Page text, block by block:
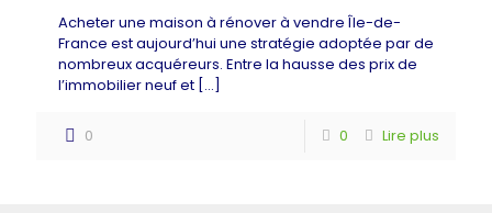
Acheter une maison à rénover à vendre Île-de-
France est aujourd’hui une stratégie adoptée par de
nombreux acquéreurs. Entre la hausse des prix de
l’immobilier neuf et […]
0 0 Lire plus